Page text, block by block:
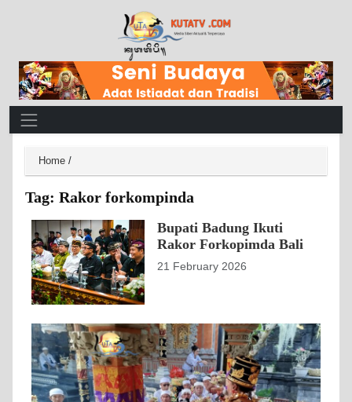
Main Navigation
Home /
Tag: Rakor forkompinda
Bupati Badung Ikuti
Rakor Forkopimda Bali
21 February 2026